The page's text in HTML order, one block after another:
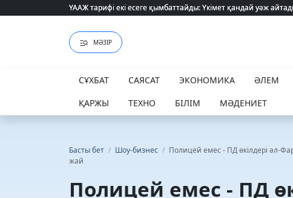
ҮААЖ тарифі екі есеге қымбаттайды: Үкімет қандай уәж
ҮААЖ тарифі екі есеге қымбаттайды: Үкімет қандай уәж
МӘЗІР
СҰХБАТ САЯСАТ ЭКОНОМИКА ӘЛЕМ
ҚАРЖЫ
ТЕХНО БІЛІМ МӘДЕНИЕТ
Басты бет / Шоу-бизнес / Полицей емес - ПД өкілдері әл-
жай
Полицей емес - ПД